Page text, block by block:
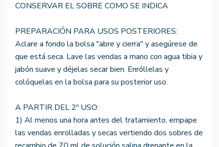
CONSERVAR EL SOBRE COMO SE INDICA
PREPARACIÓN PARA USOS POSTERIORES:
Aclare a fondo la bolsa "abre y cierra" y asegúrese de
que está seca. Lave las vendas a mano con agua tibia y
jabón suave y déjelas secar bien. Enróllelas y
colóquelas en la bolsa para su posterior uso.
A PARTIR DEL 2º USO:
1) Al menos una hora antes del tratamiento, empape
las vendas enrolladas y secas vertiendo dos sobres de